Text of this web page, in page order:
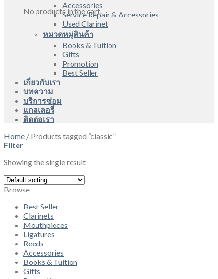
No products in the cart.
Accessories
Service Repair & Accessories
Used Clarinet
หมวดหมู่สินค้า
Books & Tuition
Gifts
Promotion
Best Seller
เกี่ยวกับเรา
บทความ
บริการซ่อม
แกลเลอรี่
ติดต่อเรา
Home / Products tagged “classic”
Filter
Showing the single result
Browse
Best Seller
Clarinets
Mouthpieces
Ligatures
Reeds
Accessories
Books & Tuition
Gifts